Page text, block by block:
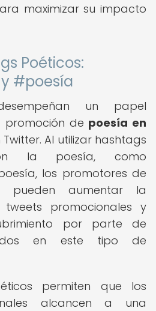
maximizar su impacto
Poéticos:
#poesía
un papel
promoción de poesía en
Twitter. Al utilizar hashtags
la poesía, como
los promotores de
pueden aumentar la
promocionales y
por parte de
en este tipo de
permiten que los
alcancen a una